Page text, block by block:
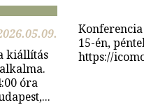
kiállítás
óra
15-én,
https://